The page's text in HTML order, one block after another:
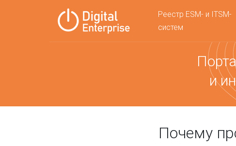
Реестр ESM- и ITSM-
систем
и
Почему